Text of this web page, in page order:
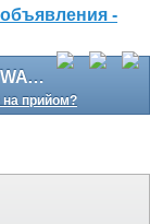
Як правильно налаштувати TP-link WA 5210G на прийом?
на прийом?